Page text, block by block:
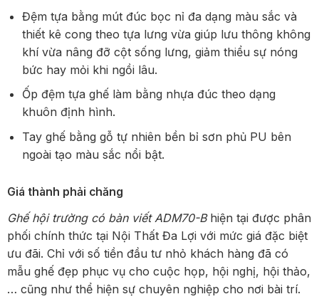
Đệm tựa bằng mút đúc bọc nỉ đa dạng màu sắc và
thiết kê cong theo tựa lưng vừa giúp lưu thông không
khí vừa nâng đỡ cột sống lưng, giảm thiểu sự nóng
bức hay mỏi khi ngồi lâu.
Ốp đệm tựa ghế làm bằng nhựa đúc theo dạng
khuôn định hình.
Tay ghế bằng gỗ tự nhiên bền bỉ sơn phủ PU bên
ngoài tạo màu sắc nổi bật.
Giá thành phải chăng
Ghế hội trường có bàn viết ADM70-Bhiện tại được phân
phối chính thức tại Nội Thất Đa Lợi với mức giá đặc biệt
ưu đãi. Chỉ với số tiền đầu tư nhỏ khách hàng đã có
mẫu ghế đẹp phục vụ cho cuộc họp, hội nghị, hội thảo,
… cũng như thể hiện sự chuyên nghiệp cho nơi bài trí.